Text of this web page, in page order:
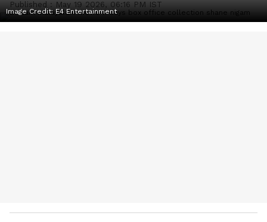
Published : May 19 2026, 06:16 PM IST
Image Credit:E4 Entertainment